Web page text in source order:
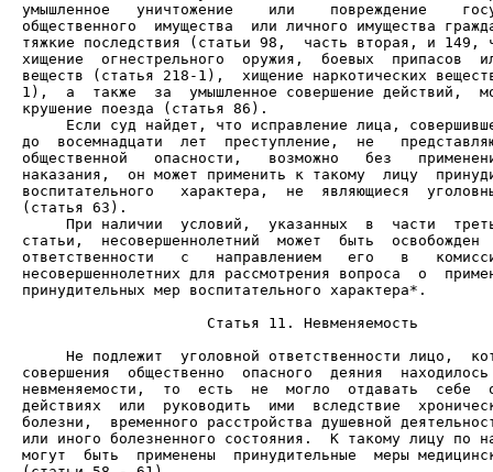
умышленное   уничтожение    или    повреждение
общественного  имущества  или личного имущества
тяжкие последствия (статьи 98,  часть вторая, и 149,
хищение  огнестрельного  оружия,  боевых  припасов
веществ (статья 218-1),  хищение наркотических
1),  а  также  за  умышленное совершение действий,
Если суд найдет, что исправление лица,
до  восемнадцати  лет  преступление,  не
общественной   опасности,   возможно   без
наказания,  он может применить к такому  лицу
воспитательного   характера,  не  являющиеся
При наличии  условий,  указанных  в  части
статьи,  несовершеннолетний  может  быть  освобожден
ответственности   с   направлением   его   в
несовершеннолетних для рассмотрения вопроса  о
принудительных мер воспитательного характера*.
                     Статья 11. Невменяемость
Не подлежит  уголовной ответственности лицо,
совершения  общественно  опасного  деяния
невменяемости,  то  есть  не  могло  отдавать  себе
действиях  или  руководить  ими  вследствие
болезни,  временного расстройства душевной
или иного болезненного состояния.  К такому лицу по
могут  быть  применены  принудительные  меры